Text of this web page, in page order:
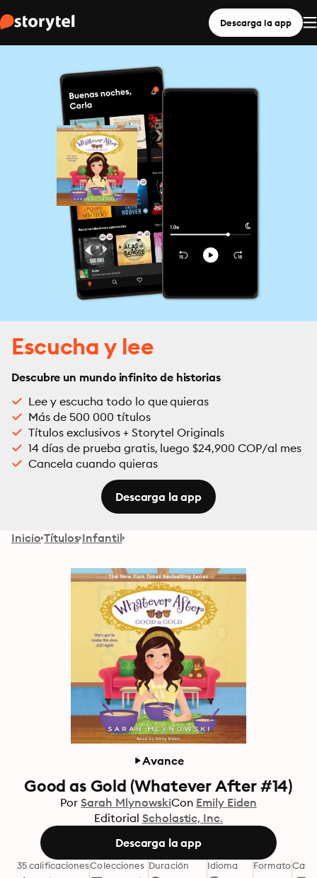
Descarga la app
Escucha y lee
Descubre un mundo infinito de historias
Lee y escucha todo lo que quieras
Más de 500 000 títulos
Títulos exclusivos + Storytel Originals
14 días de prueba gratis, luego $24,900 COP/al mes
Cancela cuando quieras
Descarga la app
Inicio Títulos Infantil
Avance
Good as Gold (Whatever After #14)
Por Sarah MlynowskiCon Emily Eiden
Editorial Scholastic, Inc.
Descarga la app
35 calificacionesColecciones Duración Idioma Formato